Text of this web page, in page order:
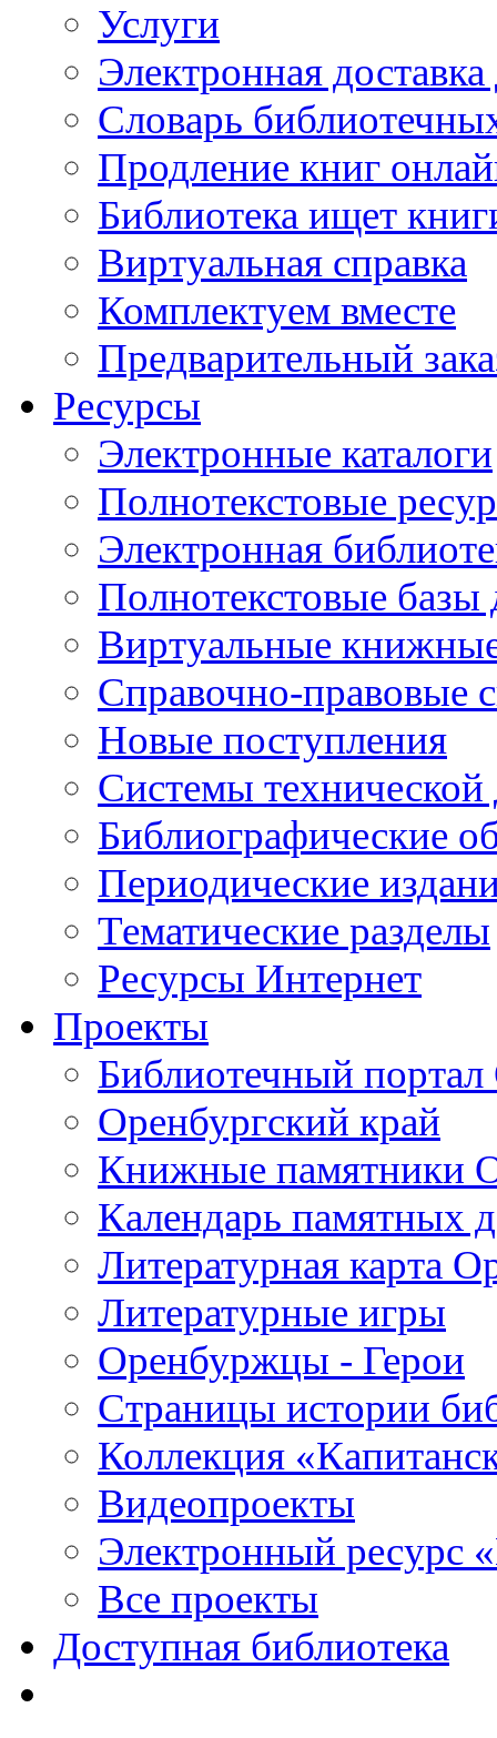
Услуги
Электронная
Словарь
Продление книг
Библиотека ищет
Виртуальная справка
Комплектуем вместе
Предварительный
Ресурсы
Электронные каталоги
Полнотекстовые
Электронная
Полнотекстовые
Виртуальные
Справочно-правовые
Новые поступления
Cистемы
Библиографические
Периодические
Тематические разделы
Ресурсы Интернет
Проекты
Библиотечный портал
Оренбургский край
Книжные памятники
Календарь памятных
Литературная карта
Литературные игры
Оренбуржцы - Герои
Страницы истории
Коллекция
Видеопроекты
Электронный ресурс
Все проекты
Доступная библиотека